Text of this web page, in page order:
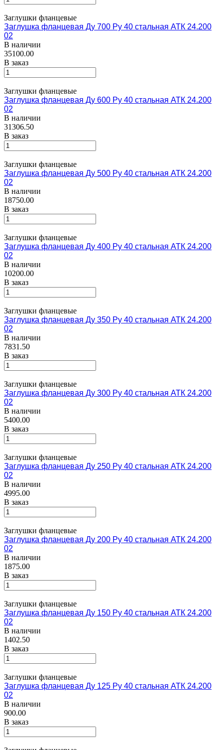
Заглушки фланцевые
Заглушка фланцевая Ду 700 Ру 40 стальная АТК 24.200
02
В наличии
35100.00
В заказ
Заглушки фланцевые
Заглушка фланцевая Ду 600 Ру 40 стальная АТК 24.200
02
В наличии
31306.50
В заказ
Заглушки фланцевые
Заглушка фланцевая Ду 500 Ру 40 стальная АТК 24.200
02
В наличии
18750.00
В заказ
Заглушки фланцевые
Заглушка фланцевая Ду 400 Ру 40 стальная АТК 24.200
02
В наличии
10200.00
В заказ
Заглушки фланцевые
Заглушка фланцевая Ду 350 Ру 40 стальная АТК 24.200
02
В наличии
7831.50
В заказ
Заглушки фланцевые
Заглушка фланцевая Ду 300 Ру 40 стальная АТК 24.200
02
В наличии
5400.00
В заказ
Заглушки фланцевые
Заглушка фланцевая Ду 250 Ру 40 стальная АТК 24.200
02
В наличии
4995.00
В заказ
Заглушки фланцевые
Заглушка фланцевая Ду 200 Ру 40 стальная АТК 24.200
02
В наличии
1875.00
В заказ
Заглушки фланцевые
Заглушка фланцевая Ду 150 Ру 40 стальная АТК 24.200
02
В наличии
1402.50
В заказ
Заглушки фланцевые
Заглушка фланцевая Ду 125 Ру 40 стальная АТК 24.200
02
В наличии
900.00
В заказ